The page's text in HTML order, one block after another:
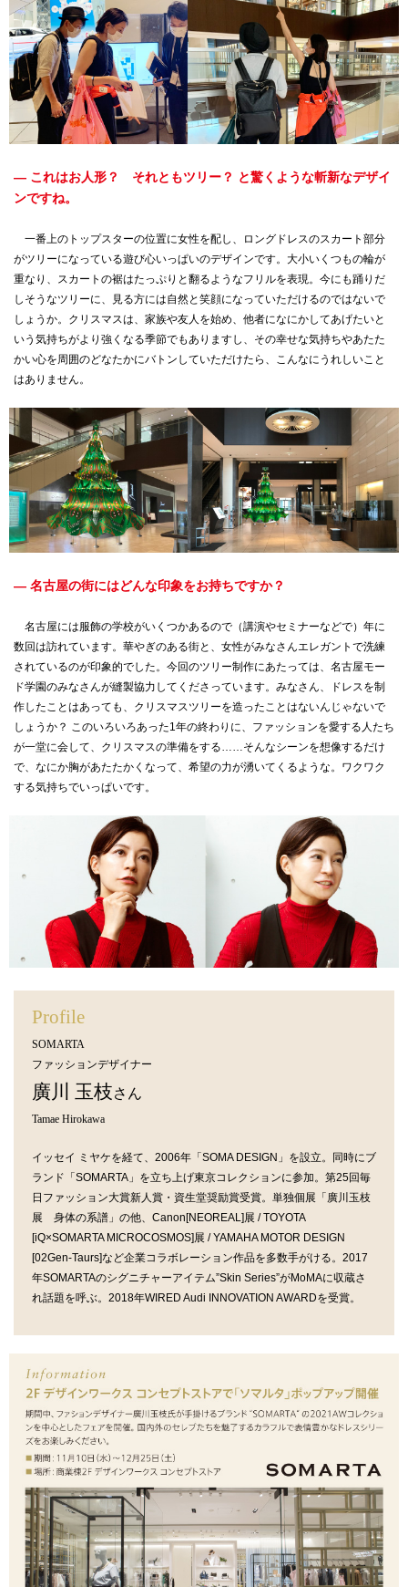
— これはお人形？ それともツリー？ と驚くような斬新なデザイ
ンですね。
一番上のトップスターの位置に女性を配し、ロングドレスのスカート部分
がツリーになっている遊び心いっぱいのデザインです。大小いくつもの輪が
重なり、スカートの裾はたっぷりと翻るようなフリルを表現。今にも踊りだ
しそうなツリーに、見る方には自然と笑顔になっていただけるのではないで
しょうか。クリスマスは、家族や友人を始め、他者になにかしてあげたいと
いう気持ちがより強くなる季節でもありますし、その幸せな気持ちやあたた
かい心を周囲のどなたかにバトンしていただけたら、こんなにうれしいこと
はありません。
— 名古屋の街にはどんな印象をお持ちですか？
名古屋には服飾の学校がいくつかあるので（講演やセミナーなどで）年に
数回は訪れています。華やぎのある街と、女性がみなさんエレガントで洗練
されているのが印象的でした。今回のツリー制作にあたっては、名古屋モー
ド学園のみなさんが縫製協力してくださっています。みなさん、ドレスを制
作したことはあっても、クリスマスツリーを造ったことはないんじゃないで
しょうか？ このいろいろあった1年の終わりに、ファッションを愛する人たち
が一堂に会して、クリスマスの準備をする……そんなシーンを想像するだけ
で、なにか胸があたたかくなって、希望の力が湧いてくるような。ワクワク
する気持ちでいっぱいです。
Profile
SOMARTA
ファッションデザイナー
廣川 玉枝さん
Tamae Hirokawa
イッセイ ミヤケを経て、2006年「SOMA DESIGN」を設立。同時にブ
ランド「SOMARTA」を立ち上げ東京コレクションに参加。第25回毎
日ファッション大賞新人賞・資生堂奨励賞受賞。単独個展「廣川玉枝
展 身体の系譜」の他、Canon[NEOREAL]展 / TOYOTA
[iQ×SOMARTA MICROCOSMOS]展 / YAMAHA MOTOR DESIGN
[02Gen-Taurs]など企業コラボレーション作品を多数手がける。2017
年SOMARTAのシグニチャーアイテム”Skin Series”がMoMAに収蔵さ
れ話題を呼ぶ。2018年WIRED Audi INNOVATION AWARDを受賞。